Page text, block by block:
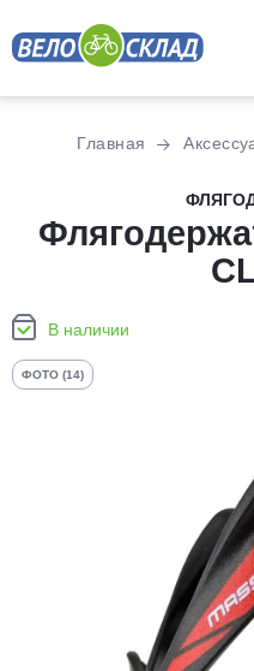
Главная
В наличии
ФОТО (14)
Разбейте
оплатуна
без
График платежей
Добавляйте
в корзину